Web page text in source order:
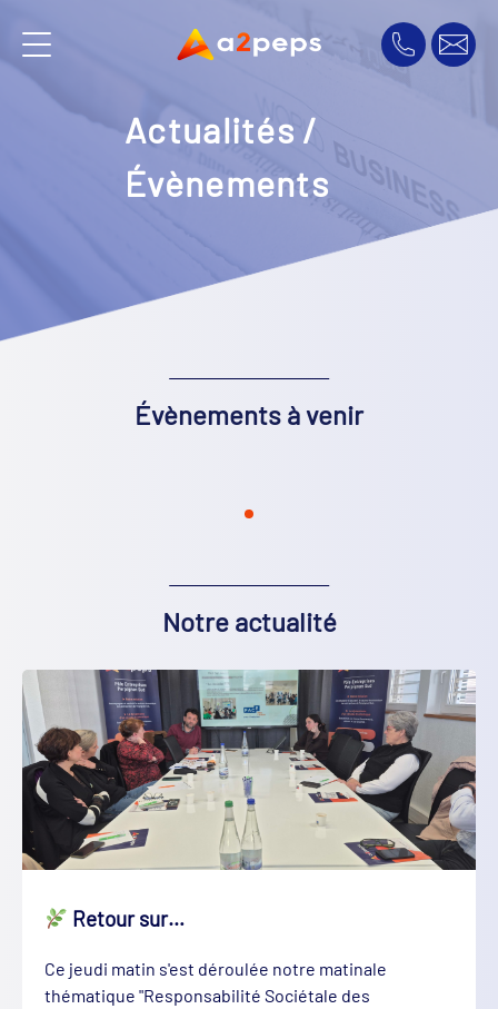
Actualités /
Évènements
Évènements à venir
Notre actualité
Retour sur…
Ce jeudi matin s'est déroulée notre matinale
thématique "Responsabilité Sociétale des